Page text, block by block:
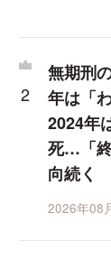
無期刑
年は「
2024年
死…「
向続く
2026年08